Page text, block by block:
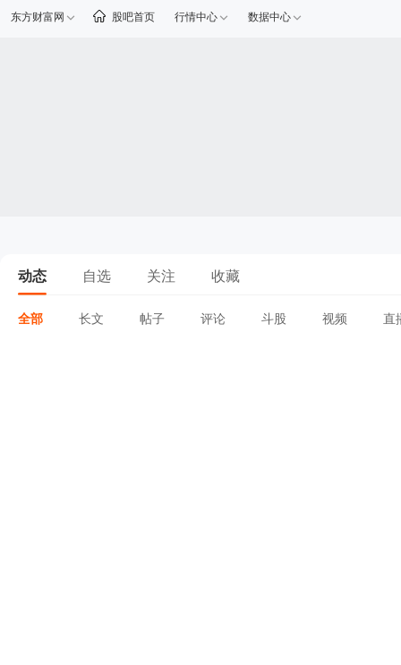
东方财富网 股吧首页 行情中心 数据中心
动态 自选 关注 收藏
全部 长文 帖子 评论 斗股 视频 直